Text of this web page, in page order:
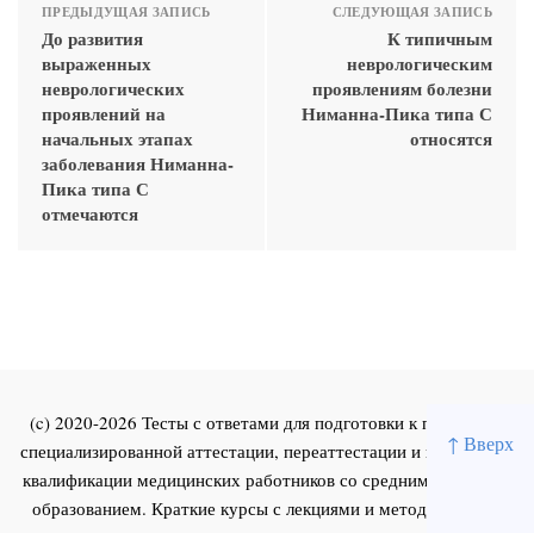
↑ Вверх
ПРЕДЫДУЩАЯ ЗАПИСЬ
До развития
выраженных
неврологических
проявлений на
начальных этапах
заболевания Ниманна-
Пика типа С
отмечаются
СЛЕДУЮЩАЯ ЗАПИСЬ
К типичным
неврологическим
проявлениям болезни
Ниманна-Пика типа С
относятся
(c) 2020-2026 Тесты с ответами для подготовки к первичной
специализированной аттестации, переаттестации и повышения
квалификации медицинских работников со средним и высшим
образованием. Краткие курсы с лекциями и методическими